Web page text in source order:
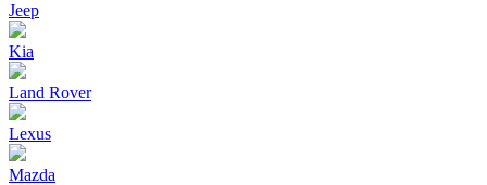
Jeep
Kia
Land Rover
Lexus
Mazda